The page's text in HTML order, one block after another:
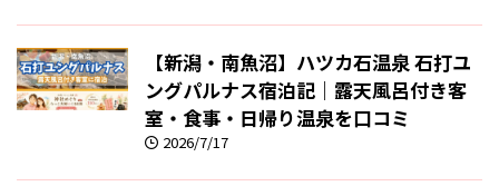
【新潟・南魚沼】ハツカ石温泉 石打ユ
ングパルナス宿泊記｜露天風呂付き客
室・食事・日帰り温泉を口コミ
2026/7/17